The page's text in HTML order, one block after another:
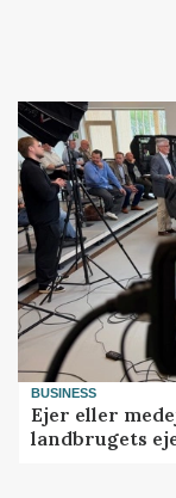
BUSINESS
Ejer eller
landbrugets